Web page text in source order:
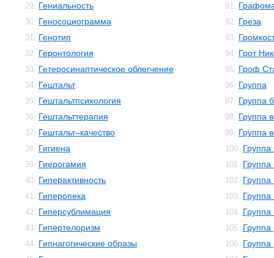
29. Гениальность
30. Геносоциограмма
31. Генотип
32. Геронтология
33. Гетеросинаптическое облегчение
34. Гештальт
35. Гештальтпсихология
36. Гештальттерапия
37. Гештальт–качество
38. Гигиена
39. Гиерогамия
40. Гиперактивность
41. Гиперопека
42. Гиперсублимация
43. Гипертелоризм
44. Гипнагогические образы
91.
92. Греза
93.
94. Грот
95. Гроф
96. Группа
97. Группа
98. Группа
99. Группа
100.
101. Группа
102.
103.
104.
105. Группа
106.